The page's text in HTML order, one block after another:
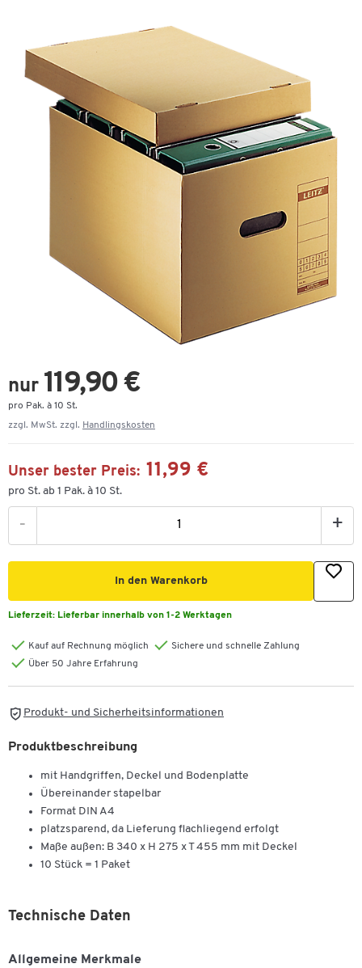
nur 119,90 €
pro Pak. à 10 St.
zzgl. MwSt. zzgl. Handlingskosten
Unser bester Preis: 11,99 €
pro St. ab 1 Pak. à 10 St.
- +
In den Warenkorb
Lieferzeit: Lieferbar innerhalb von 1-2 Werktagen
Kauf auf Rechnung möglich
Sichere und schnelle Zahlung
Über 50 Jahre Erfahrung
Produkt- und Sicherheitsinformationen
Produktbeschreibung
mit Handgriffen, Deckel und Bodenplatte
Übereinander stapelbar
Format DIN A4
platzsparend, da Lieferung flachliegend erfolgt
Maße außen: B 340 x H 275 x T 455 mm mit Deckel
10 Stück = 1 Paket
Technische Daten
Allgemeine Merkmale